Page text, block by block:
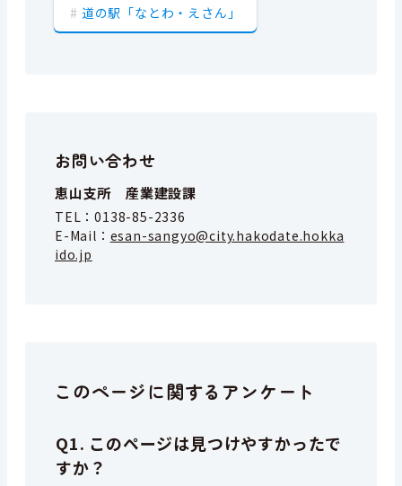
道の駅「なとわ・えさん」
お問い合わせ
恵山支所 産業建設課
TEL：0138-85-2336
E-Mail： esan-sangyo@city.hakodate.hokka
ido.jp
このページに関するアンケート